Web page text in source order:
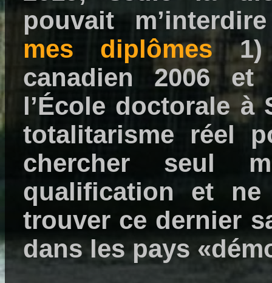
pouvait
mes diplômes 1)
canadien 2006
l’École doctorale à
totalitarisme réel
chercher seul
qualification et
trouver ce dernier
dans les pays